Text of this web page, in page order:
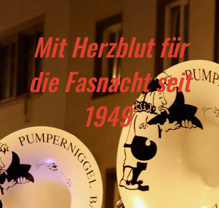
Mit Herzblut für
die Fasnacht seit
1949